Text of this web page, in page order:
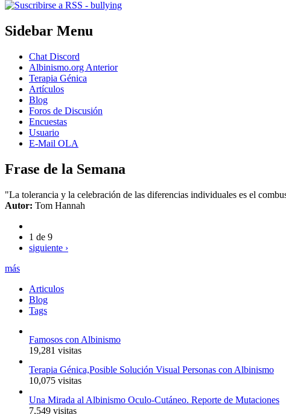
Sidebar Menu
Chat Discord
Albinismo.org Anterior
Terapia Génica
Artículos
Blog
Foros de Discusión
Encuestas
Usuario
E-Mail OLA
Frase de la Semana
"La tolerancia y la celebración de las diferencias individuales es el
Autor: Tom Hannah
1 de 9
siguiente ›
más
Articulos
Blog
Tags
Famosos con Albinismo
19,281 visitas
Terapia Génica,Posible Solución Visual Personas con Albinismo
10,075 visitas
Una Mirada al Albinismo Oculo-Cutáneo. Reporte de Mutaciones
7,549 visitas